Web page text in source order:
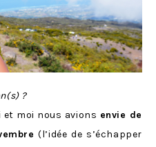
?
moi nous avions envie de
(l’idée de s’échapper